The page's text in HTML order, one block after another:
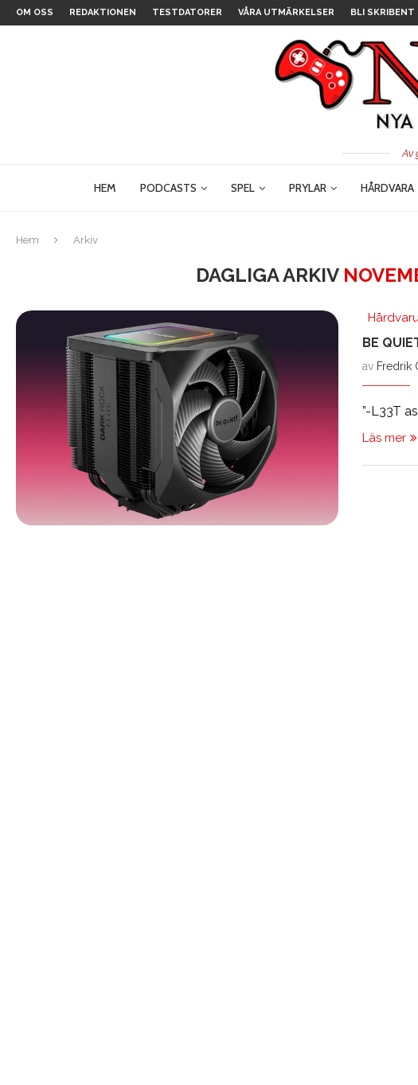
OM OSS REDAKTIONEN TESTDATORER VÅRA UTMÄRKELSER BLI SKRIBENT
Av
HEM PODCASTS SPEL PRYLAR HÅRDVARA
Hem Arkiv
DAGLIGA ARKIV
BE
av Fredrik
”-L33T
Läs mer